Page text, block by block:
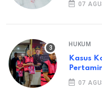
07
HUKUM
Kasus
07